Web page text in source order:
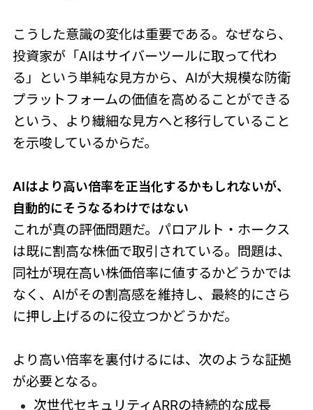
こうした意識の変化は重要である。なぜなら、
投資家が「AIはサイバーツールに取って代わ
る」という単純な見方から、AIが大規模な防衛
プラットフォームの価値を高めることができる
という、より繊細な見方へと移行していること
を示唆しているからだ。
AIはより高い倍率を正当化するかもしれないが、
自動的にそうなるわけではない
これが真の評価問題だ。パロアルト・ホークス
は既に割高な株価で取引されている。問題は、
同社が現在高い株価倍率に値するかどうかでは
なく、AIがその割高感を維持し、最終的にさら
に押し上げるのに役立つかどうかだ。
より高い倍率を裏付けるには、次のような証拠
が必要となる。
次世代セキュリティARRの持続的な成長